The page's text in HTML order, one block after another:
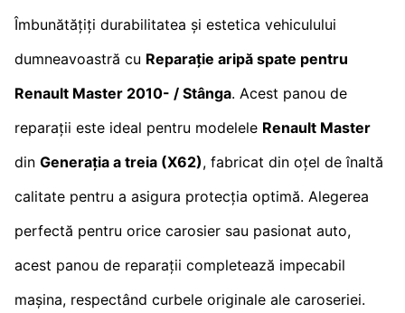
Îmbunătățiți durabilitatea și estetica vehiculului
dumneavoastră cu Reparație aripă spate pentru
Renault Master 2010- / Stânga. Acest panou de
reparații este ideal pentru modelele Renault Master
din Generația a treia (X62), fabricat din oțel de înaltă
calitate pentru a asigura protecția optimă. Alegerea
perfectă pentru orice carosier sau pasionat auto,
acest panou de reparații completează impecabil
mașina, respectând curbele originale ale caroseriei.